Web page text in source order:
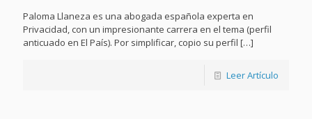
Paloma Llaneza es una abogada española experta en
Privacidad, con un impresionante carrera en el tema (perfil
anticuado en El País). Por simplificar, copio su perfil […]
Leer Artículo